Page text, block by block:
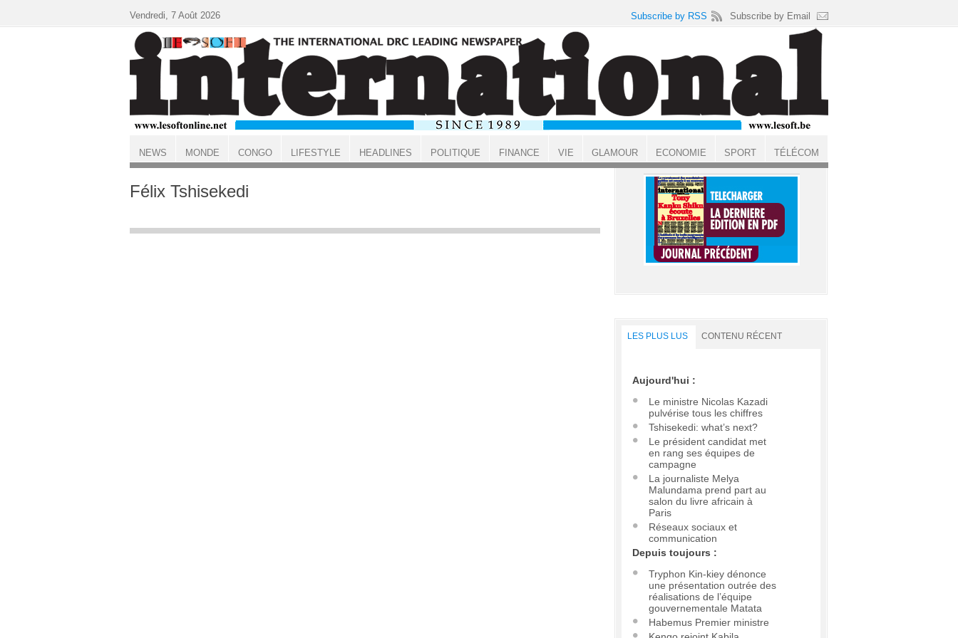
ACCUEIL
Félix Tshisekedi
LES PLUS LUS CONTENU RÉCENT
Aujourd'hui :
Le ministre Nicolas Kazadi
pulvérise tous les chiffres
Tshisekedi: what’s next?
Le président candidat met
en rang ses équipes de
campagne
La journaliste Melya
Malundama prend part au
salon du livre africain à
Paris
Réseaux sociaux et
communication
Depuis toujours :
Tryphon Kin-kiey dénonce
une présentation outrée des
réalisations de l’équipe
gouvernementale Matata
Habemus Premier ministre
Vendredi, 7 Août 2026 Subscribe by RSS Subscribe by Email
NEWS MONDE CONGO LIFESTYLE HEADLINES POLITIQUE FINANCE VIE GLAMOUR ECONOMIE SPORT TÉLÉCOM